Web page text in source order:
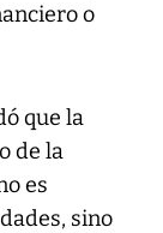
o
que la
de la
es
sino